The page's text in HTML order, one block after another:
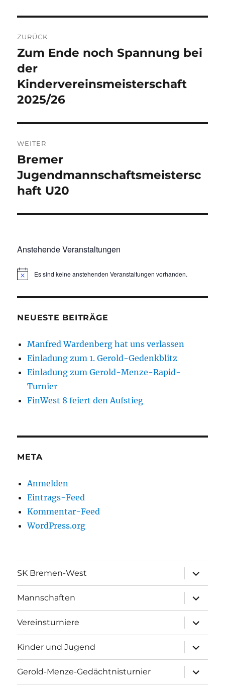
ZURÜCK
Vorheriger
Beitrag:
Zum Ende noch Spannung bei
der
Kindervereinsmeisterschaft
2025/26
WEITER
Nächster
Beitrag:
Bremer
Jugendmannschaftsmeistersc
haft U20
Anstehende Veranstaltungen
H
w
i
Es sind keine anstehenden Veranstaltungen vorhanden.
NEUESTE BEITRÄGE
Manfred Wardenberg hat uns verlassen
Einladung zum 1. Gerold-Gedenkblitz
Einladung zum Gerold-Menze-Rapid-
Turnier
FinWest 8 feiert den Aufstieg
META
Anmelden
Eintrags-Feed
Kommentar-Feed
WordPress.org
SK Bremen-West
öffnen
Mannschaften
öffnen
Vereinsturniere
öffnen
Kinder und Jugend
öffnen
Gerold-Menze-Gedächtnisturnier
öffnen